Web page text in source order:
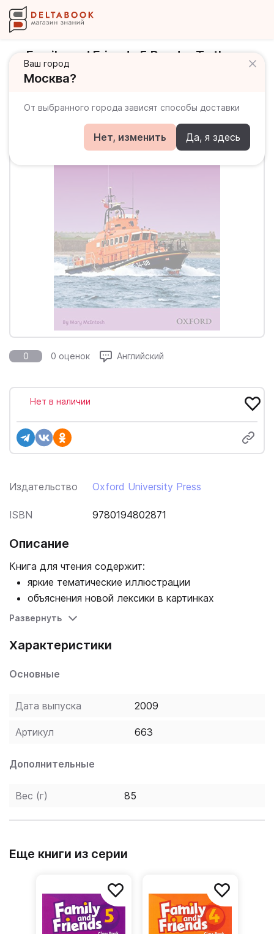
Ваш город
Москва?
От выбранного города зависят способы доставки
Нет, изменить Да, я здесь
Family and Friends 5 Reader To the
Rescue Книга для чтения
0 0 оценок Английский
Издательство Oxford University Press
ISBN 9780194802871
Нет в наличии
Описание
Книга для чтения содержит:
яркие тематические иллюстрации
объяснения новой лексики в картинках
задания и тесты для выполнения после
Развернуть
Характеристики
Основные
Дата выпуска 2009
Артикул 663
Дополнительные
Вес (г) 85
Еще книги из серии